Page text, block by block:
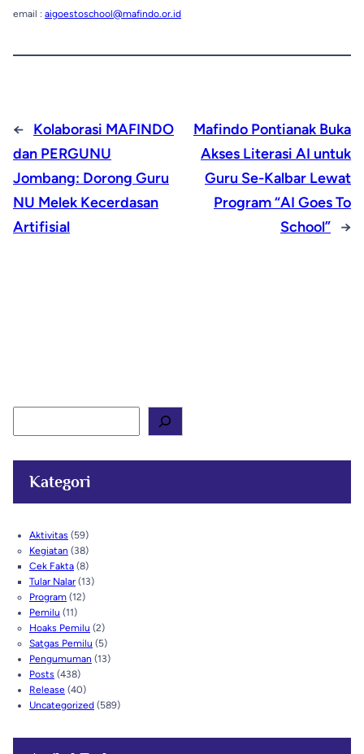
email : aigoestoschool@mafindo.or.id
← Kolaborasi MAFINDO
dan PERGUNU
Jombang: Dorong Guru
NU Melek Kecerdasan
Artifisial
Mafindo Pontianak Buka
Akses Literasi AI untuk
Guru Se-Kalbar Lewat
Program “AI Goes To
School” →
r
Kategori
Aktivitas (59)
Kegiatan (38)
Cek Fakta (8)
Tular Nalar (13)
Program (12)
Pemilu (11)
Hoaks Pemilu (2)
Satgas Pemilu (5)
Pengumuman (13)
Posts (438)
Release (40)
Uncategorized (589)